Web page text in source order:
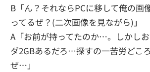
B「ん？それならPCに移して俺の画
ってるぜ？(二次画像を見ながら)」
A「お前が持ってたのか…。しかし
ダ2GBあるだろ…探すの一苦労どこ
ぜ…」